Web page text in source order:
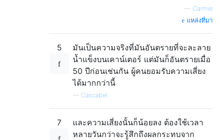
— Carmie
แหล่งที่มา
5
มันเป็นความจริงที่มันอันตรายที่จะละลาย
น้ำแข็งบนเคาน์เตอร์ แต่มันก็อันตรายเมื่อ
50 ปีก่อนเช่นกัน ผู้คนยอมรับความเสี่ยง
ได้มากกว่านี้
— Cascabel
7
และความเสี่ยงนั้นก็น้อยลง ต้องใช้เวลา
หลายวันกว่าจะรู้สึกถึงผลกระทบจาก